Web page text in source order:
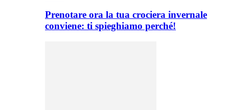
Prenotare ora la tua crociera invernale
conviene: ti spieghiamo perché!